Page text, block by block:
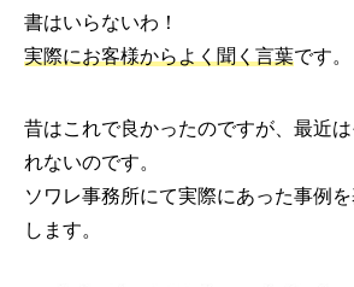
書はいらないわ！
実際にお客様からよく聞く言葉です。
昔はこれで良かったのですが、最近
れないのです。
ソワレ事務所にて実際にあった事例
します。